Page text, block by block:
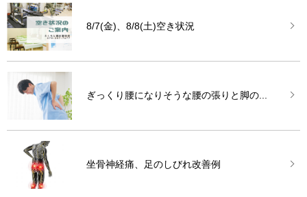
8/7(金)、8/8(土)空き状況
ぎっくり腰になりそうな腰の張りと脚の...
坐骨神経痛、足のしびれ改善例